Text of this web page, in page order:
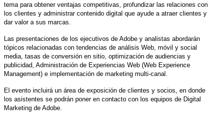
tema para obtener ventajas competitivas, profundizar las relaciones con
los clientes y administrar contenido digital que ayude a atraer clientes y
dar valor a sus marcas.
Las presentaciones de los ejecutivos de Adobe y analistas abordarán
tópicos relacionadas con tendencias de análisis Web, móvil y social
media, tasas de conversión en sitio, optimización de audiencias y
publicidad, Administración de Experiencias Web (Web Experience
Management) e implementación de marketing multi-canal.
El evento incluirá un área de exposición de clientes y socios, en donde
los asistentes se podrán poner en contacto con los equipos de Digital
Marketing de Adobe.